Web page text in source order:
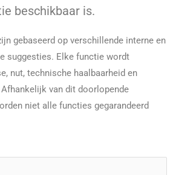
beschikbaar is.
gebaseerd op verschillende interne en
suggesties. Elke functie wordt
nut, technische haalbaarheid en
van dit doorlopende
niet alle functies gegarandeerd